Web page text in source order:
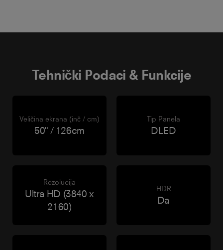
Tehnički Podaci & Funkcije
Veličina ekrana (inč / cm)
50" / 126cm
Tip Panela
DLED
Rezolucija
Ultra HD (3840 x
2160)
HDR
Da